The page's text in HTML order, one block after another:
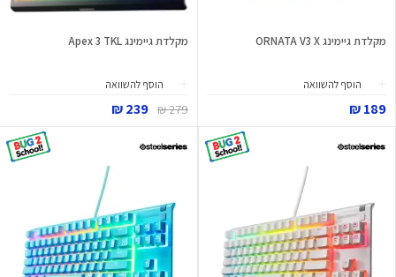
מקלדת גיימינג ORNATA V3 X
הוסף להשוואה
189 ₪
מקלדת גיימינג Apex 3 TKL
הוסף להשוואה
279 ₪
239 ₪